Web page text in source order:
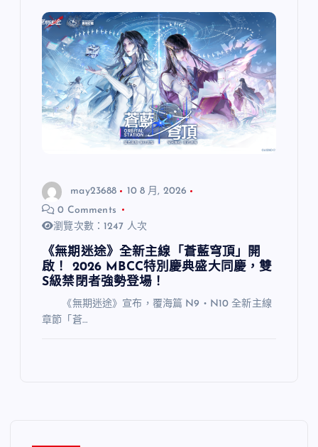
may23688
10 8 月, 2026
0 Comments
瀏覽次數：1247 人次
《無期迷途》全新主線「蒼藍穹頂」開
啟！ 2026 MBCC特別慶典盛大同慶，雙
S級禁閉者強勢登場！
《無期迷途》宣布，覆海篇 N9・N10 全新主線
章節「蒼…